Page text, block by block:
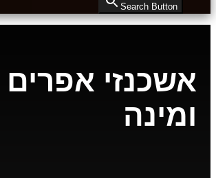
Search Button
אשכנזי
ומינה